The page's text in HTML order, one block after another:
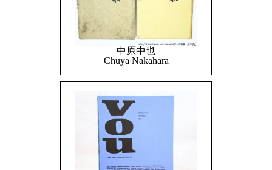
中原中也
Chuya Nakahara